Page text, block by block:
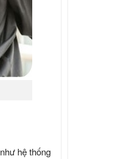
hệ thống